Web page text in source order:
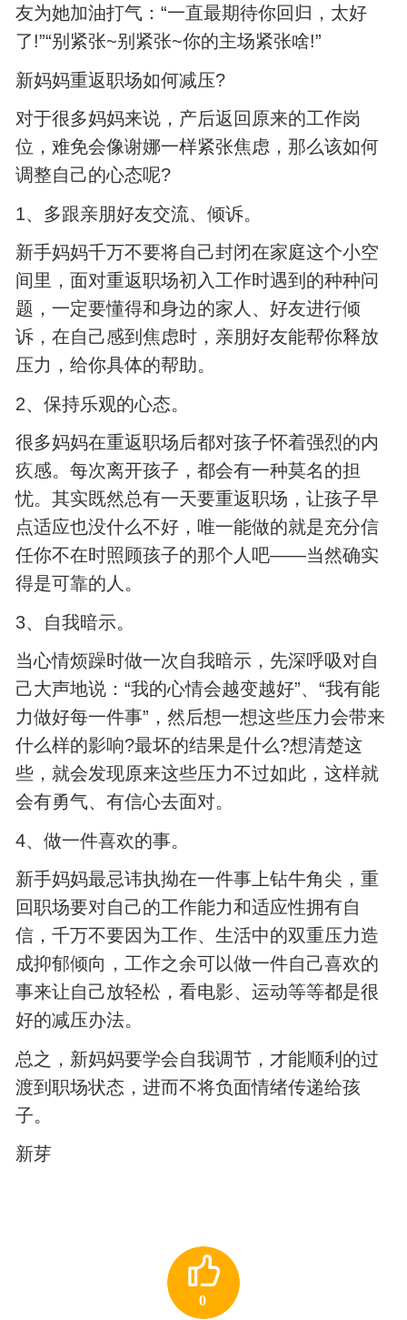
友为她加油打气：“一直最期待你回归，太好
了!”“别紧张~别紧张~你的主场紧张啥!”
新妈妈重返职场如何减压?
对于很多妈妈来说，产后返回原来的工作岗
位，难免会像谢娜一样紧张焦虑，那么该如何
调整自己的心态呢?
1、多跟亲朋好友交流、倾诉。
新手妈妈千万不要将自己封闭在家庭这个小空
间里，面对重返职场初入工作时遇到的种种问
题，一定要懂得和身边的家人、好友进行倾
诉，在自己感到焦虑时，亲朋好友能帮你释放
压力，给你具体的帮助。
2、保持乐观的心态。
很多妈妈在重返职场后都对孩子怀着强烈的内
疚感。每次离开孩子，都会有一种莫名的担
忧。其实既然总有一天要重返职场，让孩子早
点适应也没什么不好，唯一能做的就是充分信
任你不在时照顾孩子的那个人吧——当然确实
得是可靠的人。
3、自我暗示。
当心情烦躁时做一次自我暗示，先深呼吸对自
己大声地说：“我的心情会越变越好”、“我有能
力做好每一件事”，然后想一想这些压力会带来
什么样的影响?最坏的结果是什么?想清楚这
些，就会发现原来这些压力不过如此，这样就
会有勇气、有信心去面对。
4、做一件喜欢的事。
新手妈妈最忌讳执拗在一件事上钻牛角尖，重
回职场要对自己的工作能力和适应性拥有自
信，千万不要因为工作、生活中的双重压力造
成抑郁倾向，工作之余可以做一件自己喜欢的
事来让自己放轻松，看电影、运动等等都是很
好的减压办法。
总之，新妈妈要学会自我调节，才能顺利的过
渡到职场状态，进而不将负面情绪传递给孩
子。
新芽
0